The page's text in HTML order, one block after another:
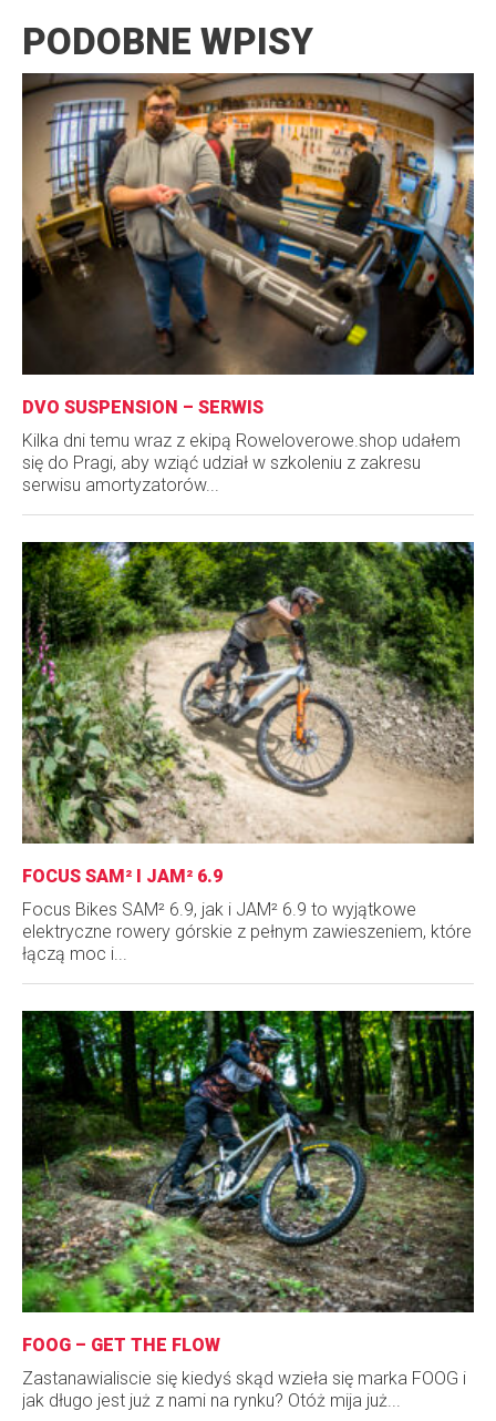
PODOBNE WPISY
DVO SUSPENSION – SERWIS
Kilka dni temu wraz z ekipą Roweloverowe.shop udałem
się do Pragi, aby wziąć udział w szkoleniu z zakresu
serwisu amortyzatorów...
FOCUS SAM² I JAM² 6.9
Focus Bikes SAM² 6.9, jak i JAM² 6.9 to wyjątkowe
elektryczne rowery górskie z pełnym zawieszeniem, które
łączą moc i...
FOOG – GET THE FLOW
Zastanawialiscie się kiedyś skąd wzieła się marka FOOG i
jak długo jest już z nami na rynku? Otóż mija już...